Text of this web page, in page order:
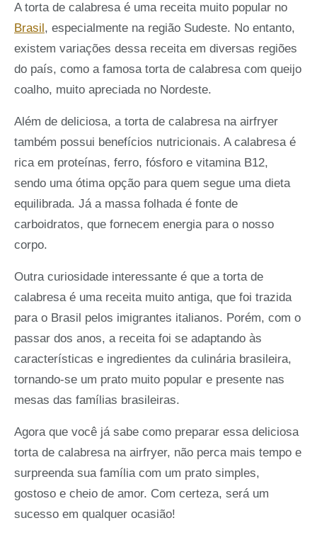
A torta de calabresa é uma receita muito popular no
Brasil, especialmente na região Sudeste. No entanto,
existem variações dessa receita em diversas regiões
do país, como a famosa torta de calabresa com queijo
coalho, muito apreciada no Nordeste.
Além de deliciosa, a torta de calabresa na airfryer
também possui benefícios nutricionais. A calabresa é
rica em proteínas, ferro, fósforo e vitamina B12,
sendo uma ótima opção para quem segue uma dieta
equilibrada. Já a massa folhada é fonte de
carboidratos, que fornecem energia para o nosso
corpo.
Outra curiosidade interessante é que a torta de
calabresa é uma receita muito antiga, que foi trazida
para o Brasil pelos imigrantes italianos. Porém, com o
passar dos anos, a receita foi se adaptando às
características e ingredientes da culinária brasileira,
tornando-se um prato muito popular e presente nas
mesas das famílias brasileiras.
Agora que você já sabe como preparar essa deliciosa
torta de calabresa na airfryer, não perca mais tempo e
surpreenda sua família com um prato simples,
gostoso e cheio de amor. Com certeza, será um
sucesso em qualquer ocasião!